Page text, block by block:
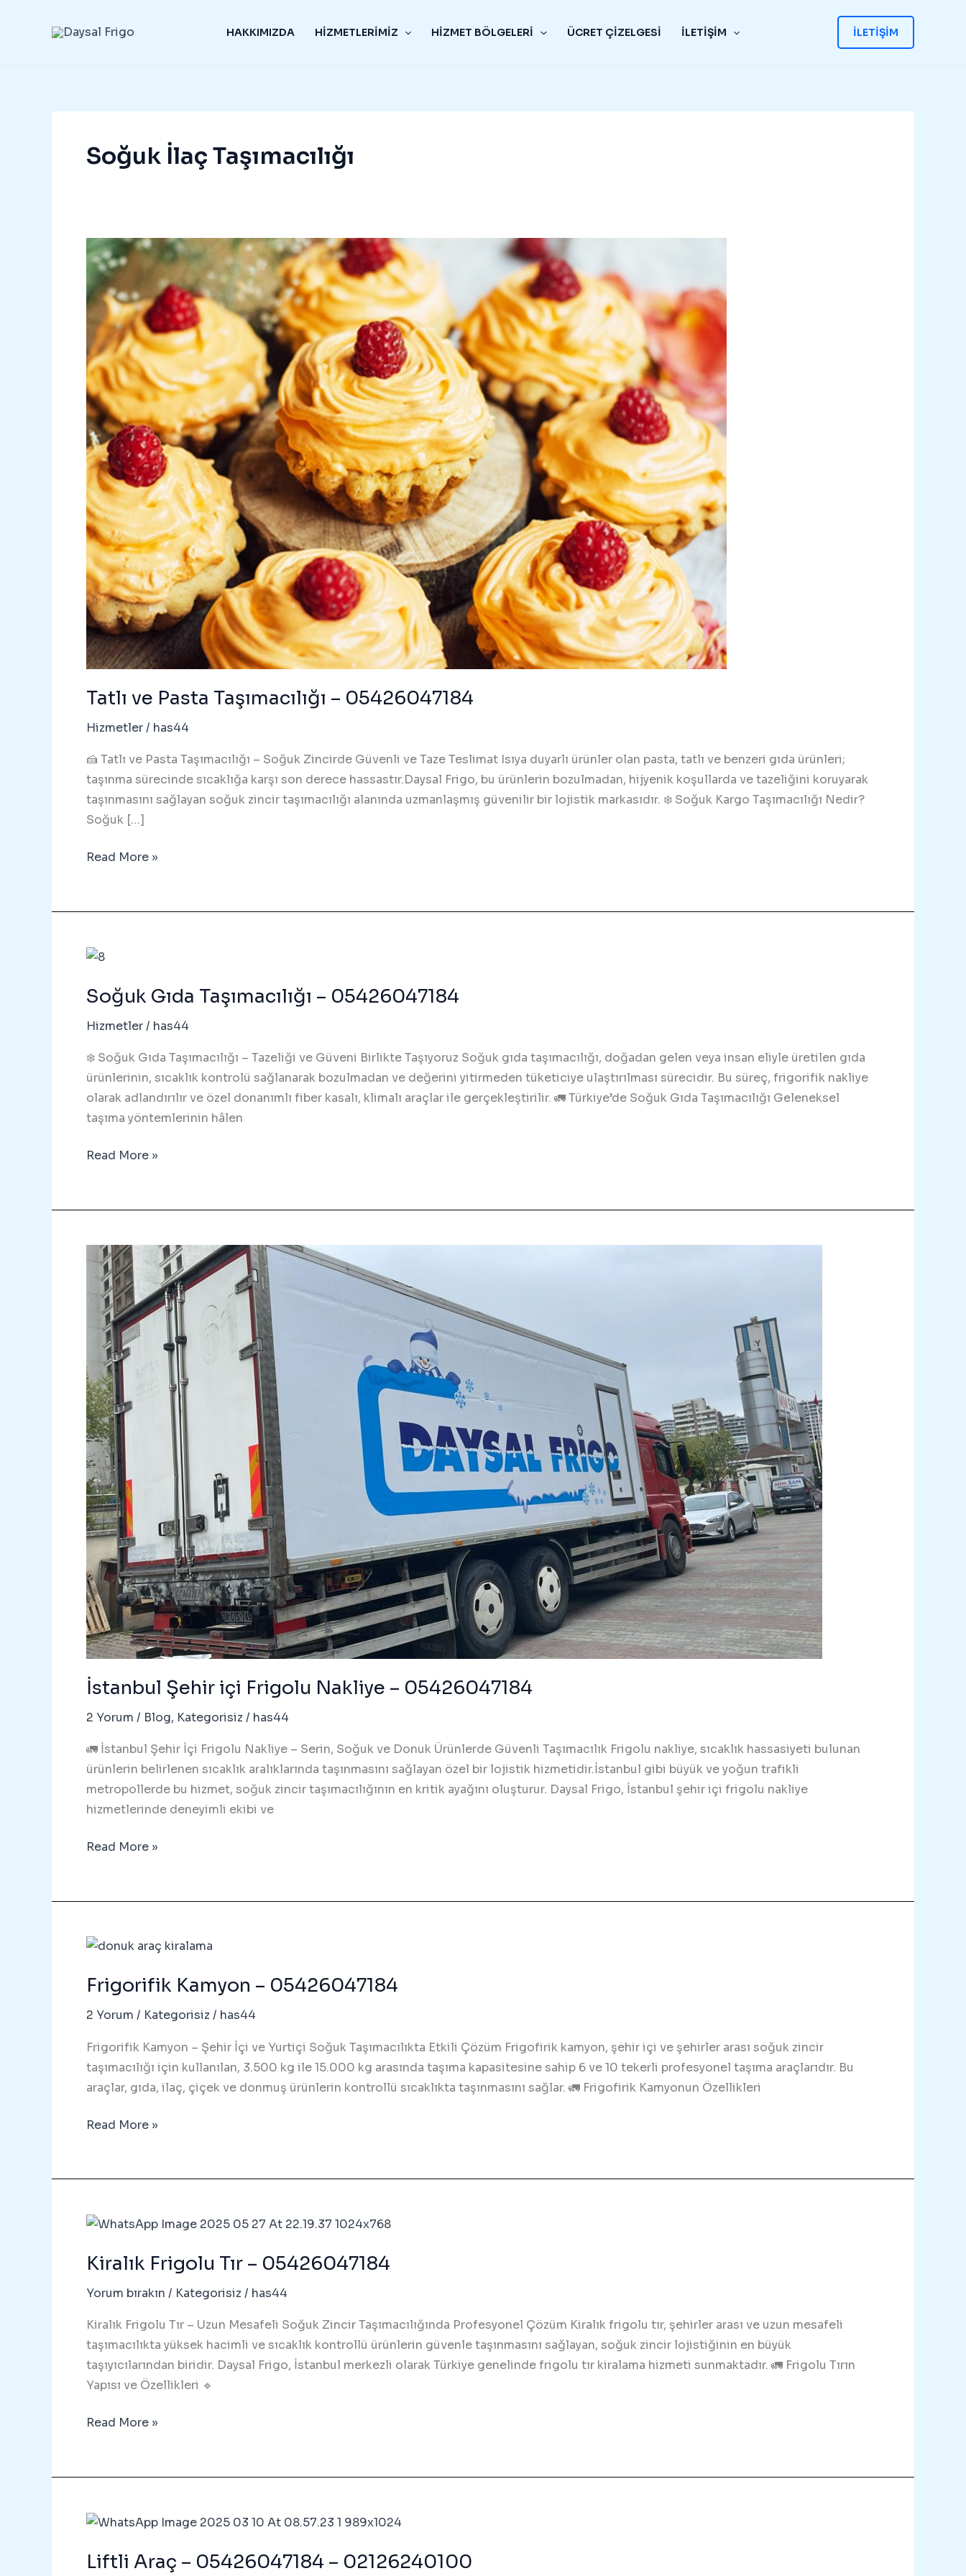
HAKKIMIZDA HIZMETLERIMIZ HIZMET BÖLGELERI ÜCRET ÇIZELGESI İLETIŞIM İLETIŞIM
Soğuk İlaç Taşımacılığı
Tatlı ve Pasta Taşımacılığı – 05426047184
Hizmetler/ has44
🍰 Tatlı ve Pasta Taşımacılığı – Soğuk Zincirde Güvenli ve Taze Teslimat Isıya duyarlı ürünler olan pasta, tatlı ve benzeri gıda ürünleri;
taşınma sürecinde sıcaklığa karşı son derece hassastır.Daysal Frigo, bu ürünlerin bozulmadan, hijyenik koşullarda ve tazeliğini koruyarak
taşınmasını sağlayan soğuk zincir taşımacılığı alanında uzmanlaşmış güvenilir bir lojistik markasıdır. ❄️ Soğuk Kargo Taşımacılığı Nedir?
Soğuk […]
Tatlı
Taşımacılığı
05426047184
Read More »
Soğuk Gıda Taşımacılığı – 05426047184
Hizmetler/ has44
❄️ Soğuk Gıda Taşımacılığı – Tazeliği ve Güveni Birlikte Taşıyoruz Soğuk gıda taşımacılığı, doğadan gelen veya insan eliyle üretilen gıda
ürünlerinin, sıcaklık kontrolü sağlanarak bozulmadan ve değerini yitirmeden tüketiciye ulaştırılması sürecidir. Bu süreç, frigorifik nakliye
olarak adlandırılır ve özel donanımlı fiber kasalı, klimalı araçlar ile gerçekleştirilir. 🚛 Türkiye’de Soğuk Gıda Taşımacılığı Geleneksel
taşıma yöntemlerinin hâlen
Soğuk
–
Read More »
İstanbul Şehir içi Frigolu Nakliye – 05426047184
2 Yorum / Blog, Kategorisiz / has44
🚛 İstanbul Şehir İçi Frigolu Nakliye – Serin, Soğuk ve Donuk Ürünlerde Güvenli Taşımacılık Frigolu nakliye, sıcaklık hassasiyeti bulunan
ürünlerin belirlenen sıcaklık aralıklarında taşınmasını sağlayan özel bir lojistik hizmetidir.İstanbul gibi büyük ve yoğun trafikli
metropollerde bu hizmet, soğuk zincir taşımacılığının en kritik ayağını oluşturur. Daysal Frigo, İstanbul şehir içi frigolu nakliye
hizmetlerinde deneyimli ekibi ve
İstanbul
Frigolu
–
Read More »
Frigorifik Kamyon – 05426047184
2 Yorum / Kategorisiz / has44
Frigorifik Kamyon – Şehir İçi ve Yurtiçi Soğuk Taşımacılıkta Etkili Çözüm Frigofirik kamyon, şehir içi ve şehirler arası soğuk zincir
taşımacılığı için kullanılan, 3.500 kg ile 15.000 kg arasında taşıma kapasitesine sahip 6 ve 10 tekerli profesyonel taşıma araçlarıdır. Bu
araçlar, gıda, ilaç, çiçek ve donmuş ürünlerin kontrollü sıcaklıkta taşınmasını sağlar. 🚛 Frigofirik Kamyonun Özellikleri
Frigorifik
05426047184
Read More »
Kiralık Frigolu Tır – 05426047184
Yorum bırakın / Kategorisiz / has44
Kiralık Frigolu Tır – Uzun Mesafeli Soğuk Zincir Taşımacılığında Profesyonel Çözüm Kiralık frigolu tır, şehirler arası ve uzun mesafeli
taşımacılıkta yüksek hacimli ve sıcaklık kontrollü ürünlerin güvenle taşınmasını sağlayan, soğuk zincir lojistiğinin en büyük
taşıyıcılarından biridir. Daysal Frigo, İstanbul merkezli olarak Türkiye genelinde frigolu tır kiralama hizmeti sunmaktadır. 🚛 Frigolu Tırın
Yapısı ve Özellikleri 🔹
Kiralık
–
Read More »
Liftli Araç – 05426047184 – 02126240100